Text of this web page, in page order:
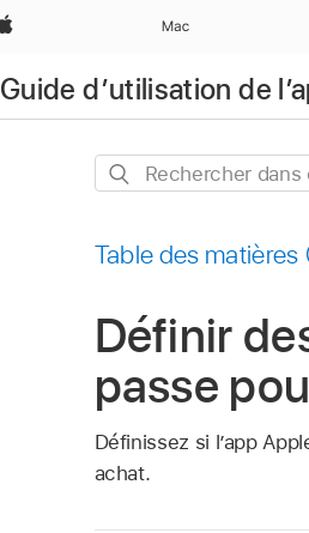
Apple Mac
Guide d’utilisation de
Rechercher
guide
Table des matières
Définir
passe
Définissez si l’app
achat.